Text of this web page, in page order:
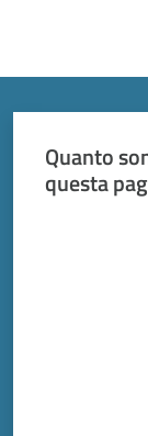
Quanto
questa